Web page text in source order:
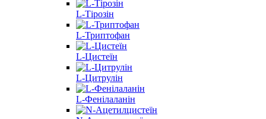
L-Тірозін
L-Триптофан
L-Цистеїн
L-Цитрулін
L-Фенілаланін